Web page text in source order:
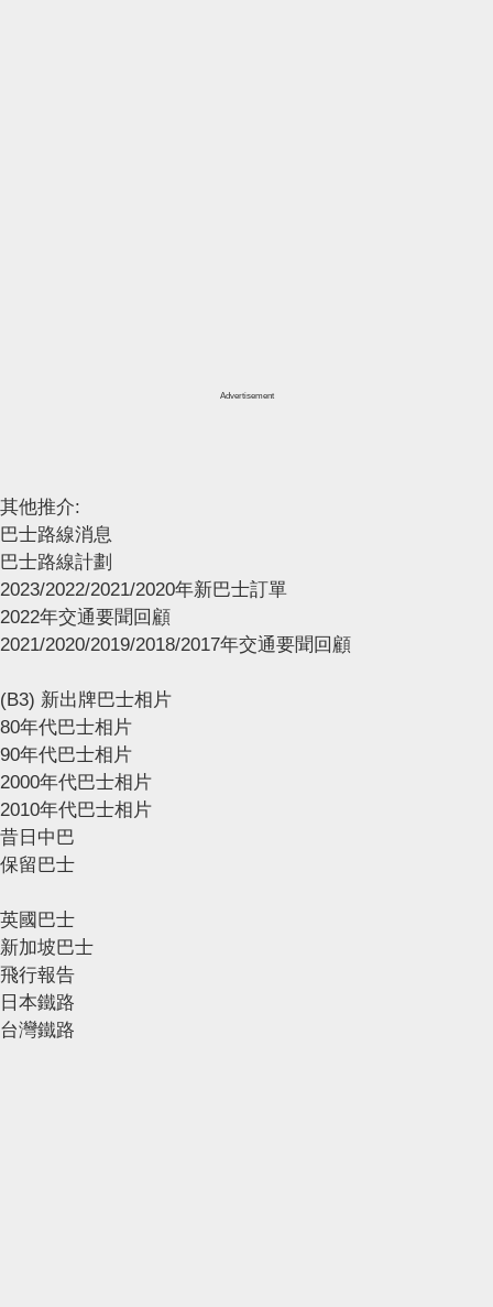
Advertisement
其他推介:
巴士路線消息
巴士路線計劃
2023/2022/2021/2020年新巴士訂單
2022年交通要聞回顧
2021/2020/2019/2018/2017年交通要聞回顧
(B3) 新出牌巴士相片
80年代巴士相片
90年代巴士相片
2000年代巴士相片
2010年代巴士相片
昔日中巴
保留巴士
英國巴士
新加坡巴士
飛行報告
日本鐵路
台灣鐵路